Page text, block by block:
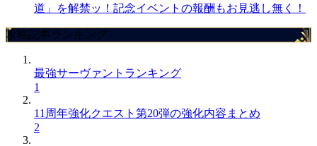
道」を解禁ッ！記念イベントの報酬もお見逃し無く！
攻略記事ランキング
最強サーヴァントランキング
1
11周年強化クエスト第20弾の強化内容まとめ
2